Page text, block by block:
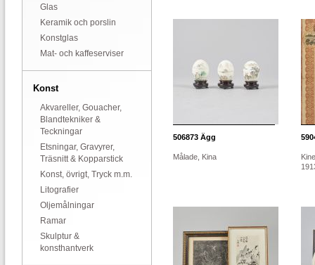
Glas
Keramik och porslin
Konstglas
Mat- och kaffeserviser
Konst
Akvareller, Gouacher,
Blandtekniker &
Teckningar
Etsningar, Gravyrer,
Träsnitt & Kopparstick
Konst, övrigt, Tryck m.m.
Litografier
Oljemålningar
Ramar
Skulptur &
konsthantverk
506873 Ägg
Målade, Kina